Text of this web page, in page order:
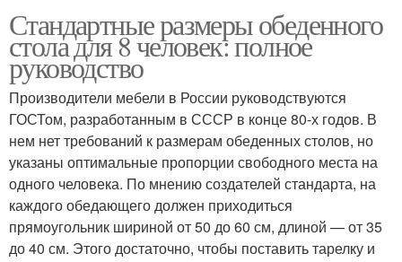
Стандартные размеры обеденного
стола для 8 человек: полное
руководство
Производители мебели в России руководствуются
ГОСТом, разработанным в СССР в конце 80-х годов. В
нем нет требований к размерам обеденных столов, но
указаны оптимальные пропорции свободного места на
одного человека. По мнению создателей стандарта, на
каждого обедающего должен приходиться
прямоугольник шириной от 50 до 60 см, длиной — от 35
до 40 см. Этого достаточно, чтобы поставить тарелку и